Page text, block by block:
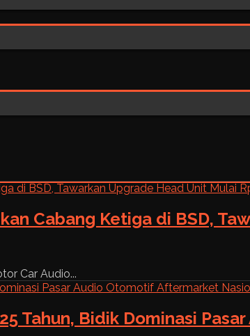
Cabang Ketiga di BSD,
Car Audio...
Tahun, Bidik Dominasi